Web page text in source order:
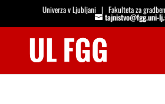
Univerza v Ljubljani |Fakulteta za
tajnistvo@fgg.uni-